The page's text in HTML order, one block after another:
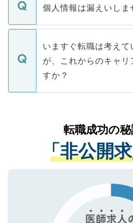
■応募殺到を避けるため
関を公にしてしまうと、
に、医療機関が求める条
みを人材紹介会社に依頼
ています。
ん。また、仮に応募先か
定を承諾する必要はあり
の辞退の連絡はキャリア
個人情報は漏えいしま
個人情報が漏えいするこ
で、ご安心ください。当
などで収集したご登録者
ご本人のキャリアアップ
支援を目的に使用いたし
ているすべての個人デー
は、個人情報の取り扱い
管理基準を満たした事業
る、プライバシーマーク
で、機密保持に関しても
いますぐ転職は考えて
が、これからのキャリ
すか？
かがいして、現在の医療
経験をまじえながら、適
させていただきます。す
ない方には、長期的なサ
ので、まずはご登録くだ
転職成功の
「非公開